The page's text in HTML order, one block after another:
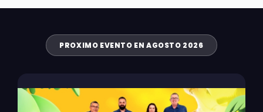
PROXIMO EVENTO EN AGOSTO 2026